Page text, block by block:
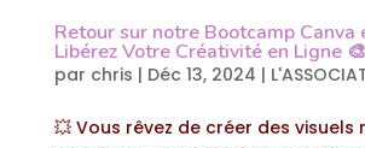
Retour sur notre Bootcamp Canva
Libérez Votre Créativité en Ligne
par chris | Déc 13, 2024 |
💥 Vous rêvez de créer des visuels